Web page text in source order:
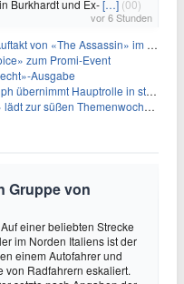
Burkhardt und Ex-[…] (00)
vor 6 Stunden
von «The Assassin» im Fernsehen
zum Promi-Event
Ausgabe
Hauptrolle in starbesetzter schwarzer Komödie
zur süßen Themenwoche ein
Gruppe von
einer beliebten Strecke
im Norden Italiens ist der
einem Autofahrer und
von Radfahrern eskaliert.